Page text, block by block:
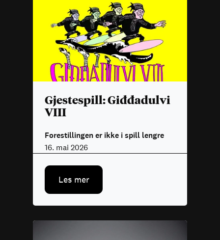
Gjestespill: Giđđadulvi
VIII
Forestillingen er ikke i spill lengre
16. mai 2026
Les mer